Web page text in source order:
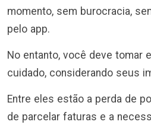
momento, sem burocracia,
pelo app.
No entanto, você deve tomar
cuidado, considerando seus
Entre eles estão a perda de
de parcelar faturas e a